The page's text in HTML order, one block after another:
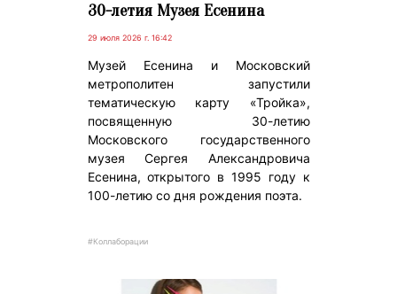
30-летия Музея Есенина
29 июля 2026 г. 16:42
Музей Есенина и Московский
метрополитен запустили
тематическую карту «Тройка»,
посвященную 30-летию
Московского государственного
музея Сергея Александровича
Есенина, открытого в 1995 году к
100-летию со дня рождения поэта.
#Коллаборации